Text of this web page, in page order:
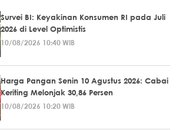
Survei BI: Keyakinan Konsumen RI pada Juli
2026 di Level Optimistis
10/08/2026 10:40 WIB
Harga Pangan Senin 10 Agustus 2026: Cabai
Keriting Melonjak 30,86 Persen
10/08/2026 10:20 WIB